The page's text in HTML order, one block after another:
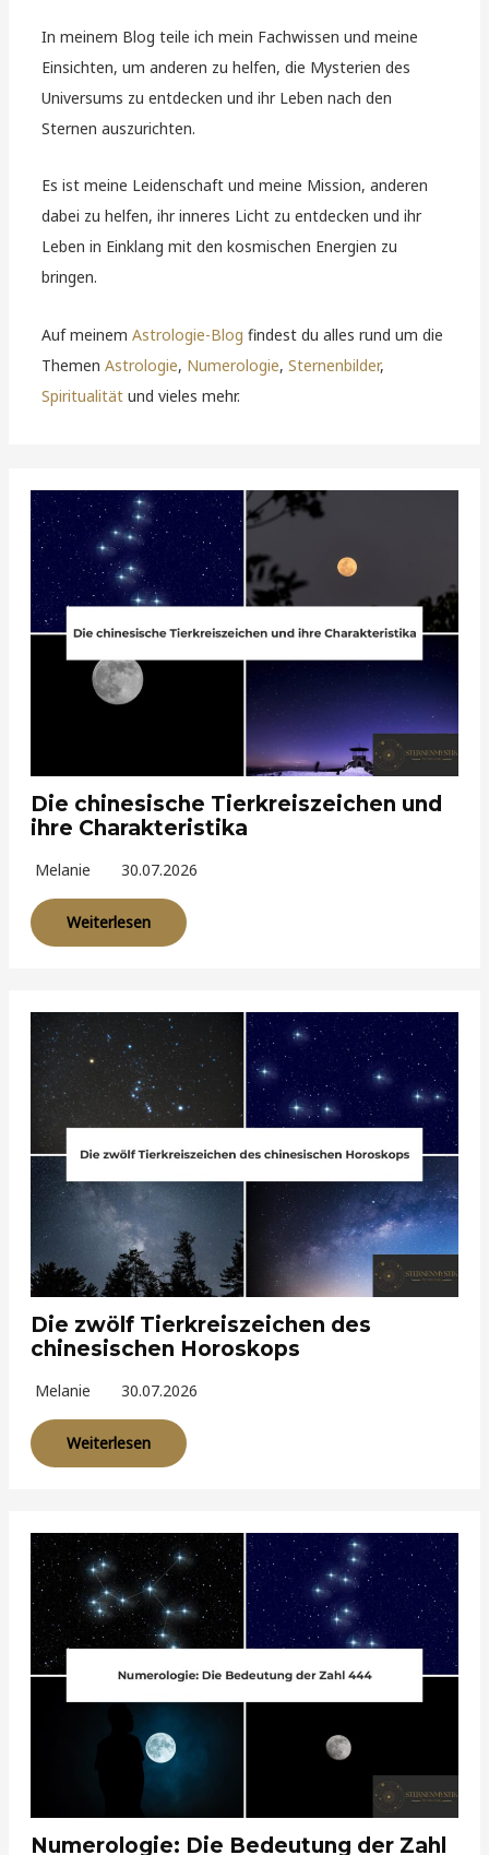
In meinem Blog teile ich mein Fachwissen und meine
Einsichten, um anderen zu helfen, die Mysterien des
Universums zu entdecken und ihr Leben nach den
Sternen auszurichten.
Es ist meine Leidenschaft und meine Mission, anderen
dabei zu helfen, ihr inneres Licht zu entdecken und ihr
Leben in Einklang mit den kosmischen Energien zu
bringen.
Auf meinemAstrologie-Blog findest du alles rund um die
ThemenAstrologie, Numerologie,Sternenbilder,
Spiritualität und vieles mehr.
Die chinesische Tierkreiszeichen und
ihre Charakteristika
Melanie 30.07.2026
Weiterlesen
Die zwölf Tierkreiszeichen des
chinesischen Horoskops
Melanie 30.07.2026
Weiterlesen
Numerologie: Die Bedeutung der Zahl